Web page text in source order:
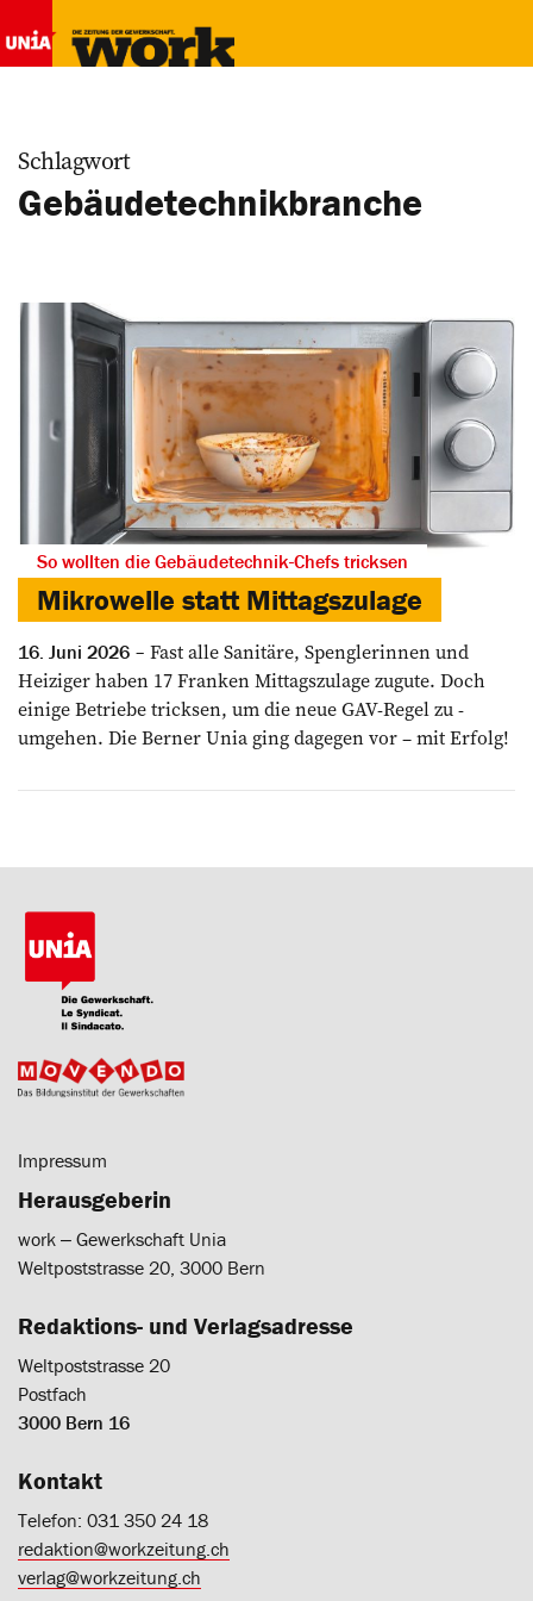
Schlagwort
Gebäudetechnikbranche
So wollten die Gebäudetechnik-Chefs tricksen
Mikrowelle statt Mittagszulage
16. Juni 2026
Fast alle ­Sanitäre, Spenglerinnen und
Heiziger haben 17 Franken Mittags­zulage zugute. Doch
einige Betriebe ­tricksen, um die neue GAV-Regel zu ­
umgehen. Die Berner Unia ging dagegen vor – mit Erfolg!
Impressum
Herausgeberin
work ‒ Gewerkschaft Unia
Weltpoststrasse 20, 3000 Bern
Redaktions- und Verlagsadresse
Weltpoststrasse 20
Postfach
3000 Bern 16
Kontakt
Telefon: 031 350 24 18
redaktion@workzeitung.ch
verlag@workzeitung.ch